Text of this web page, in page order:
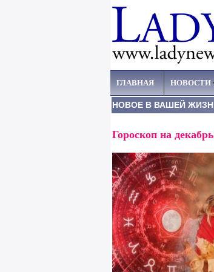
ГЛАВНАЯ НОВОСТИ
НОВОЕ В ВАШЕЙ
Гороскоп на